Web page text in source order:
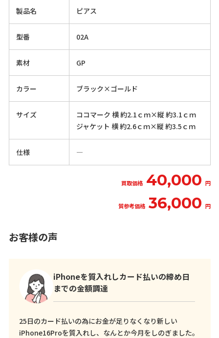
製品名 ピアス
型番 02A
素材 GP
カラー ブラック×ゴールド
サイズ
ココマーク 横 約2.1ｃｍ×縦 約3.1ｃｍ
ジャケット 横 約2.6ｃｍ×縦 約3.5ｃｍ
仕様 ―
買取価格 40,000 円
質参考価格 36,000 円
お客様の声
iPhoneを質入れしカード払いの締め日
までの金額調達
25日のカード払いの為にお金が足りなくなり新しい
iPhone16Proを質入れし、なんとか今月をしのぎました。